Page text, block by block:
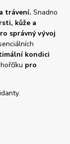
trávení. Snadno
kůže a
správný vývoj
kondici
pro